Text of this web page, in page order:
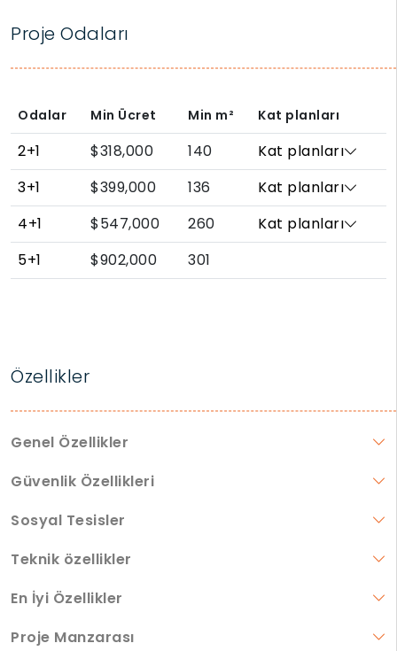
Proje Odaları
Odalar Min Ücret Min m² Kat planları
2+1 $318,000 140
Kat planları
3+1
$399,000 136
Kat planları
4+1
$547,000 260
Kat planları
5+1
$902,000 301
Özellikler
Genel Özellikler
Güvenlik Özellikleri
Sosyal Tesisler
Teknik özellikler
En İyi Özellikler
Proje Manzarası